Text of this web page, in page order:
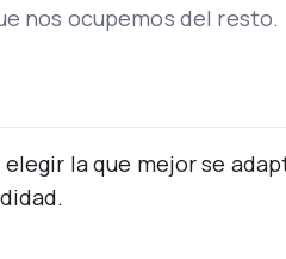
nos ocupemos del resto.
la que mejor se